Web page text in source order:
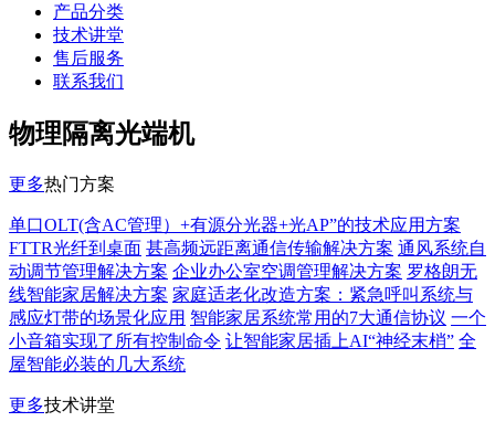
产品分类
技术讲堂
售后服务
联系我们
物理隔离光端机
更多热门方案
单口OLT(含AC管理）+有源分光器+光AP”的技术应用方案
FTTR光纤到桌面 甚高频远距离通信传输解决方案 通风系统自
动调节管理解决方案 企业办公室空调管理解决方案 罗格朗无
线智能家居解决方案 家庭适老化改造方案：紧急呼叫系统与
感应灯带的场景化应用 智能家居系统常用的7大通信协议 一个
小音箱实现了所有控制命令 让智能家居插上AI“神经末梢” 全
屋智能必装的几大系统
更多技术讲堂